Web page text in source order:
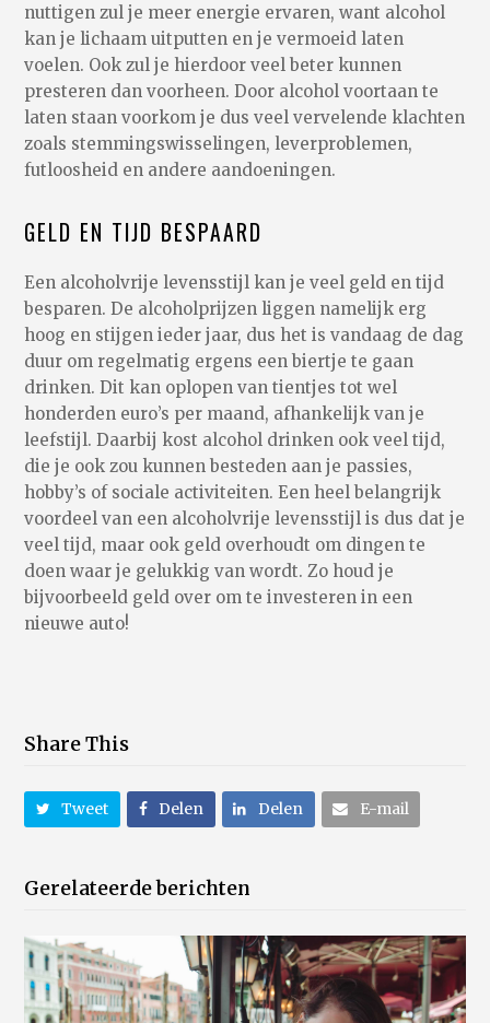
nuttigen zul je meer energie ervaren, want alcohol
kan je lichaam uitputten en je vermoeid laten
voelen. Ook zul je hierdoor veel beter kunnen
presteren dan voorheen. Door alcohol voortaan te
laten staan voorkom je dus veel vervelende klachten
zoals stemmingswisselingen, leverproblemen,
futloosheid en andere aandoeningen.
GELD EN TIJD BESPAARD
Een alcoholvrije levensstijl kan je veel geld en tijd
besparen. De alcoholprijzen liggen namelijk erg
hoog en stijgen ieder jaar, dus het is vandaag de dag
duur om regelmatig ergens een biertje te gaan
drinken. Dit kan oplopen van tientjes tot wel
honderden euro’s per maand, afhankelijk van je
leefstijl. Daarbij kost alcohol drinken ook veel tijd,
die je ook zou kunnen besteden aan je passies,
hobby’s of sociale activiteiten. Een heel belangrijk
voordeel van een alcoholvrije levensstijl is dus dat je
veel tijd, maar ook geld overhoudt om dingen te
doen waar je gelukkig van wordt. Zo houd je
bijvoorbeeld geld over om te investeren in een
nieuwe auto!
Share This
Tweet Delen Delen E-mail
Gerelateerde berichten